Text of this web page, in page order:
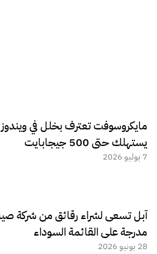
يستهلك حتى 500 جيجابايت
7 يوليو 2026
آبل تسعى لشراء رقائق من شركة
مدرجة على القائمة السوداء
28 يونيو 2026